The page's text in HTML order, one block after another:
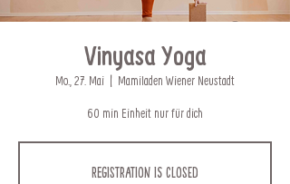
Vinyasa Yoga
Mo., 27. Mai
  |
Mamiladen Wiener Neustadt
60 min Einheit nur für dich
Registration is closed